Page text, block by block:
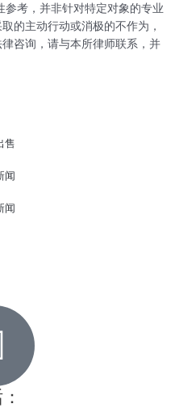
参考，并非针对特定对象的专业
的主动行动或消极的不作为，
咨询，请与本所律师联系，并
售
闻
闻